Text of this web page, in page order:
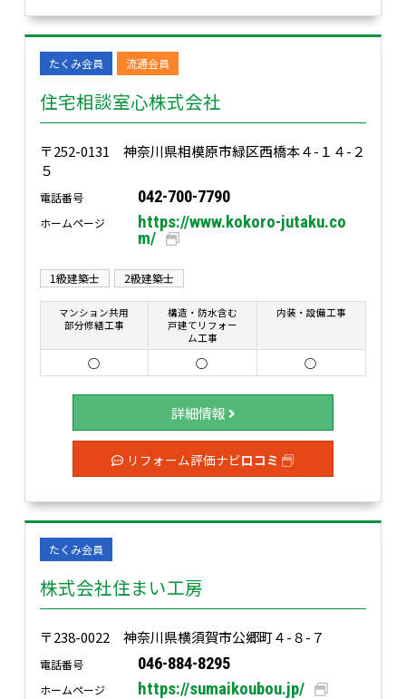
住宅相談室心株式会社
たくみ会員 流通会員
〒252-0131 神奈川県相模原市緑区西橋本４-１４-２
５
電話番号 042-700-7790
ホームページ
https://www.kokoro-jutaku.co
m/
1級建築士 2級建築士
マンション共用
部分修繕工事
構造・防水含む
戸建てリフォー
ム工事
内装・設備工事
○ ○ ○
詳細情報
リフォーム評価ナビ口コミ
株式会社住まい工房
たくみ会員
〒238-0022 神奈川県横須賀市公郷町４-８-７
電話番号 046-884-8295
ホームページ https://sumaikoubou.jp/